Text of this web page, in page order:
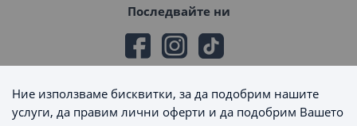
Последвайте ни
Начини на плащане
Ние използваме бисквитки, за да подобрим нашите
услуги, да правим лични оферти и да подобрим Вашето